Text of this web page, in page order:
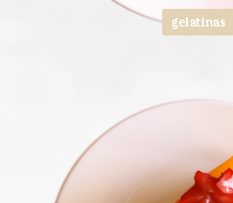
gelatinas